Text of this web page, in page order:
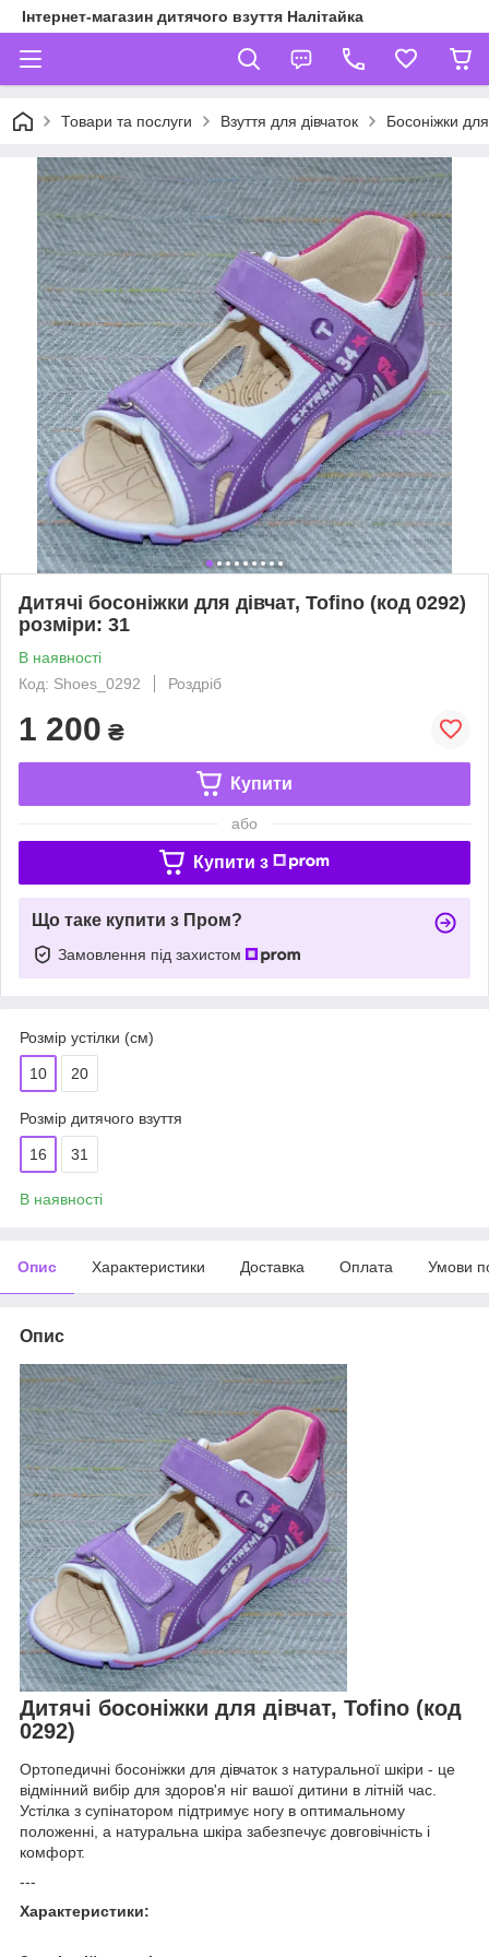
Інтернет-магазин дитячого взуття Налітайка
Товари та послуги Взуття для дівчаток Босоніжки для
Дитячі босоніжки для дівчат, Tofino (код 0292)
розміри: 31
В наявності
Код: Shoes_0292
Роздріб
1 200 ₴
Купити
або
Купити з
Що таке купити з Пром?
Замовлення під захистом
Розмір устілки (см)
10 20
Розмір дитячого взуття
16 31
В наявності
Опис Характеристики Доставка Оплата Умови
Опис
Дитячі босоніжки для дівчат, Tofino (код
0292)
Ортопедичні босоніжки для дівчаток з натуральної шкіри - це
відмінний вибір для здоров'я ніг вашої дитини в літній час.
Устілка з супінатором підтримує ногу в оптимальному
положенні, а натуральна шкіра забезпечує довговічність і
комфорт.
---
Характеристики: